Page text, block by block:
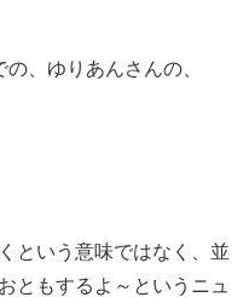
、ゆりあんさんの、
という意味ではなく、並
ともするよ～というニュ